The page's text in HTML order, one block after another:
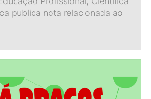
publica nota relacionada ao